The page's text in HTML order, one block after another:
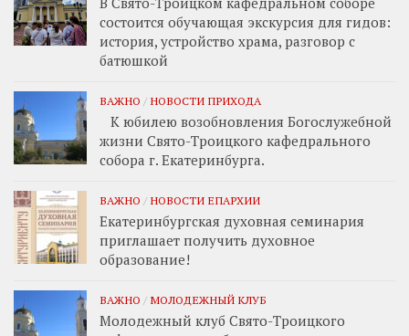
состоится обучающая экскурсия для гидов:
история, устройство храма, разговор с
батюшкой
ВАЖНО / НОВОСТИ ПРИХОДА
К юбилею возобновления Богослужебной
жизни Свято-Троицкого кафедрального
собора г. Екатеринбурга.
ВАЖНО / НОВОСТИ ЕПАРХИИ
Екатеринбургская духовная семинария
приглашает получить духовное
образование!
ВАЖНО / МОЛОДЕЖНЫЙ КЛУБ
Молодежный клуб Свято-Троицкого